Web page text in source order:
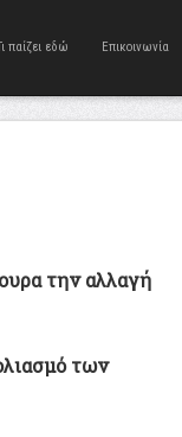
παίζει εδώ Επικοινωνία
την αλλαγή
των